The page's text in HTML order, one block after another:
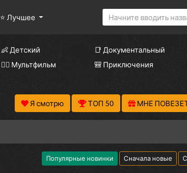
⭐ Лучшее
👶 Детский 📑 Документальный
🧚‍♀️ Мультфильм 🎒 Приключения
Я смотрю ТОП 50 МНЕ
Популярные новинки Сначала новые